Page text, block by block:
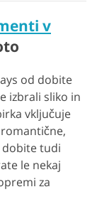
v
od dobite
izbrali sliko in
vključuje
dobite tudi
le nekaj
za